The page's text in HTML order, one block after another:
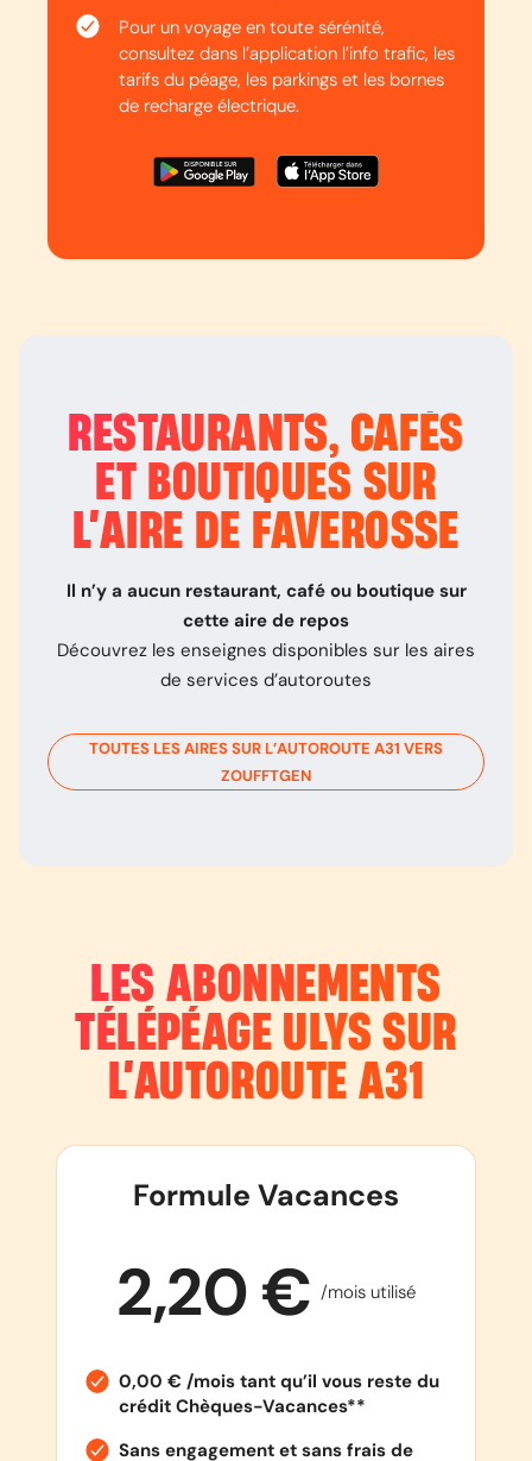
Pour un voyage en toute sérénité,
consultez dans l’application l’info trafic, les
tarifs du péage, les parkings et les bornes
de recharge électrique.
RESTAURANTS, CAFÉS
ET BOUTIQUES SUR
L’AIRE DE FAVEROSSE
Il n’y a aucun restaurant, café ou boutique sur
cette aire de repos
Découvrez les enseignes disponibles sur les aires
de services d’autoroutes
TOUTES LES AIRES SUR L’AUTOROUTE A31 VERS
ZOUFFTGEN
LES ABONNEMENTS
TÉLÉPÉAGE ULYS SUR
L’AUTOROUTE A31
Formule Vacances
2,20 € /mois utilisé
0,00 € /mois tant qu’il vous reste du
crédit Chèques-Vacances**
Sans engagement et sans frais de